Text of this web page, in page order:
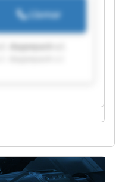
Llamar
daypepack s.l.
daypepack s.l.
daypepack s.l.